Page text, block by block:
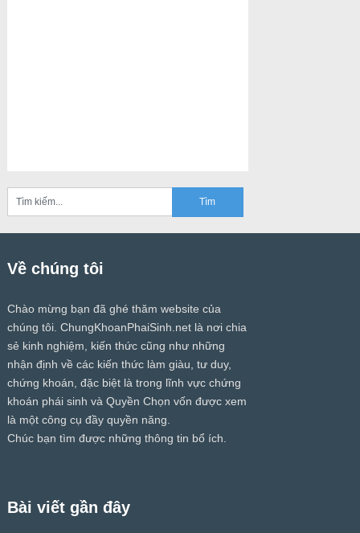
Về chúng tôi
Chào mừng bạn đã ghé thăm website của
chúng tôi. ChungKhoanPhaiSinh.netlà nơi chia
sẻ kinh nghiệm, kiến thức cũng như những
nhận định về các kiến thức làm giàu, tư duy,
chứng khoán, đặc biệt là trong lĩnh vực chứng
khoán phái sinh và Quyền Chọn vốn được xem
là một công cụ đầy quyền năng.
Chúc bạn tìm được những thông tin bổ ích.
Bài viết gần đây